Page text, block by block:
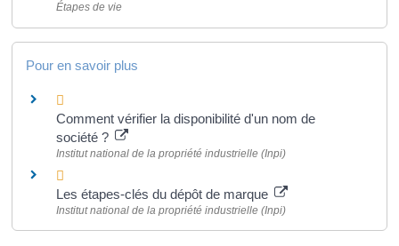
Étapes de vie
Pour en savoir plus
Comment vérifier la disponibilité d'un nom de
société ?
Institut national de la propriété industrielle (Inpi)
Les étapes-clés du dépôt de marque
Institut national de la propriété industrielle (Inpi)